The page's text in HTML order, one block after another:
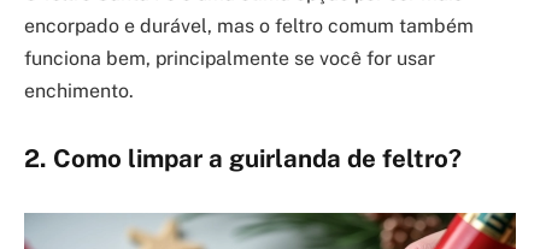
encorpado e durável, mas o feltro comum também
funciona bem, principalmente se você for usar
enchimento.
2. Como limpar a guirlanda de feltro?